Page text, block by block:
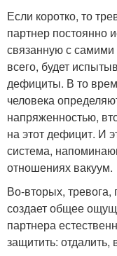
Если коротко, то
партнер постоянно
связанную с
всего, будет
дефициты. В то
человека
напряженностью,
на этот дефицит. И
система,
отношениях вакуум.
Во-вторых,
создает общее
партнера
защитить: